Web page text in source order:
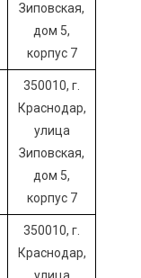
Зиповская,
дом 5,
корпус 7
350010, г.
Краснодар,
улица
Зиповская,
дом 5,
корпус 7
350010, г.
Краснодар,